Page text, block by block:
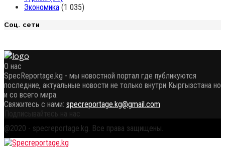
Экономика (1 035)
Соц. сети
О нас
SpecReportage.kg - мы новостной портал где публикуются
последние, актуальные новости не только внутри Кыргызстана но
и со всего мира.
Свяжитесь с нами: specreportage.kg@gmail.com
Подписывайтесь на нас
Facebook
Twitter
Instagram
Youtube
Email
Vk
Telegram
Whatsapp
OK
@2020 - specreportage.kg. Все права защищены.